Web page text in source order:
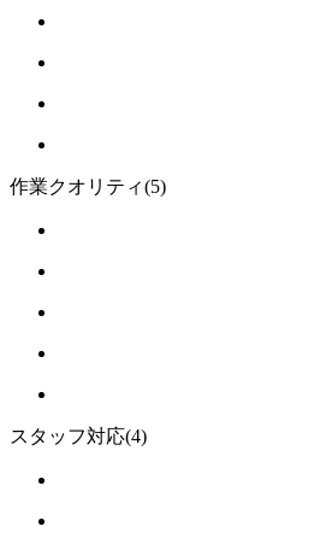
作業クオリティ(5)
スタッフ対応(4)